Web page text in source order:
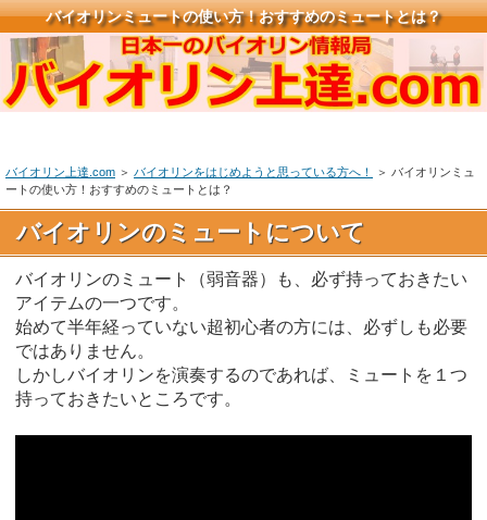
バイオリンミュートの使い方！おすすめのミュートとは？
バイオリン上達.com ＞ バイオリンをはじめようと思っている方へ！
＞ バイオリンミュ
ートの使い方！おすすめのミュートとは？
バイオリンのミュートについて
バイオリンのミュート（弱音器）も、必ず持っておきたい
アイテムの一つです。
始めて半年経っていない超初心者の方には、必ずしも必要
ではありません。
しかしバイオリンを演奏するのであれば、ミュートを１つ
持っておきたいところです。